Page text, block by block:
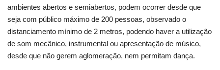
ambientes abertos e semiabertos, podem ocorrer desde que
seja com público máximo de 200 pessoas, observado o
distanciamento mínimo de 2 metros, podendo haver a utilização
de som mecânico, instrumental ou apresentação de músico,
desde que não gerem aglomeração, nem permitam dança.